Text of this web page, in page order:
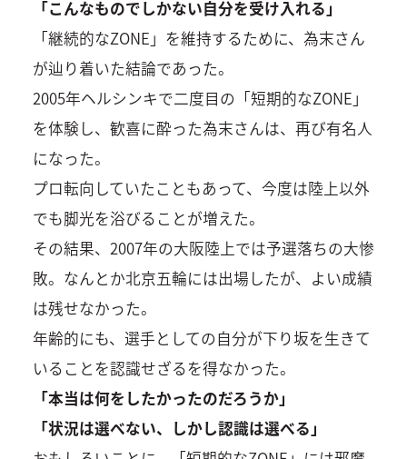
「こんなものでしかない自分を受け入れる」
「継続的なZONE」を維持するために、為末さん
が辿り着いた結論であった。
2005年ヘルシンキで二度目の「短期的なZONE」
を体験し、歓喜に酔った為末さんは、再び有名人
になった。
プロ転向していたこともあって、今度は陸上以外
でも脚光を浴びることが増えた。
その結果、2007年の大阪陸上では予選落ちの大惨
敗。なんとか北京五輪には出場したが、よい成績
は残せなかった。
年齢的にも、選手としての自分が下り坂を生きて
いることを認識せざるを得なかった。
「本当は何をしたかったのだろうか」
「状況は選べない、しかし認識は選べる」